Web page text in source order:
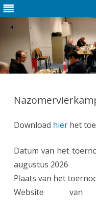
Download hier het
Datum van het
augustus 2026
Plaats van het
Website